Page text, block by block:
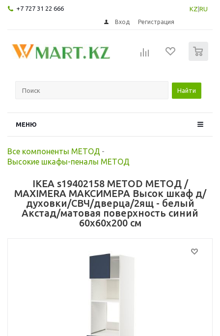
+7 727 31 22 666 KZ RU
Вход Регистрация
Найти
МЕНЮ
Все компоненты МЕТОД -
Высокие шкафы-пеналы МЕТОД
IKEA s19402158 METOD МЕТОД /
MAXIMERA МАКСИМЕРА Высок шкаф д/
духовки/СВЧ/дверца/2ящ - белый
Акстад/матовая поверхность синий
60x60x200 см